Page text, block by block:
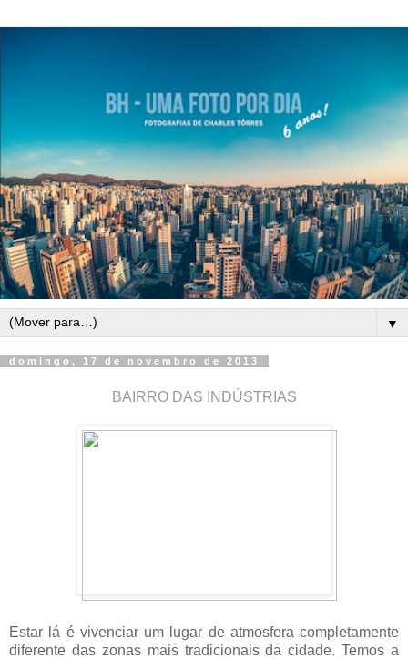
▼
domingo, 17 de novembro de 2013
BAIRRO DAS INDÚSTRIAS
Estar lá é vivenciar um lugar de atmosfera completamente
diferente das zonas mais tradicionais da cidade. Temos a